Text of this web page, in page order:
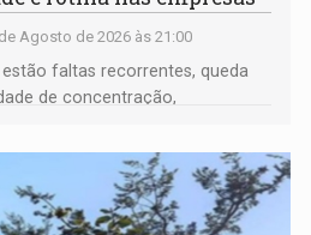
Agosto de 2026 às 21:00
faltas recorrentes, queda
de concentração,